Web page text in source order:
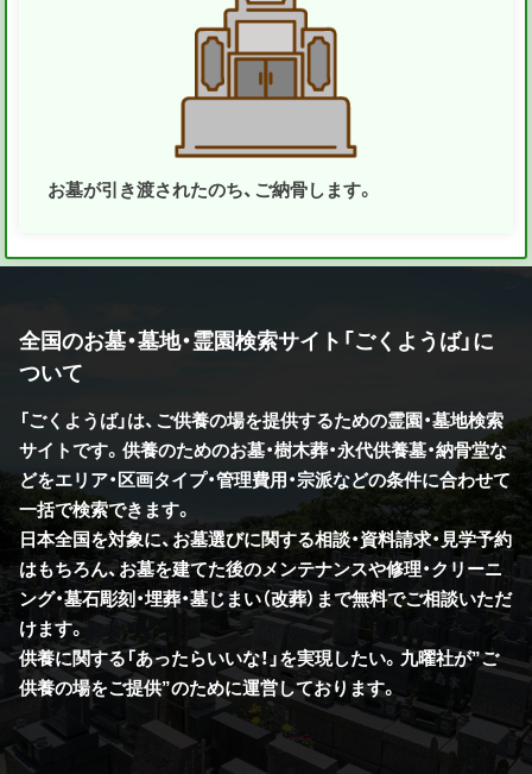
お墓が引き渡されたのち、ご納骨します。
全国のお墓・墓地・霊園検索サイト「ごくようば」に
ついて
「ごくようば」は、ご供養の場を提供するための霊園・墓地検索
サイトです。供養のためのお墓・樹木葬・永代供養墓・納骨堂な
どをエリア・区画タイプ・管理費用・宗派などの条件に合わせて
一括で検索できます。
日本全国を対象に、お墓選びに関する相談・資料請求・見学予約
はもちろん、お墓を建てた後のメンテナンスや修理・クリーニ
ング・墓石彫刻・埋葬・墓じまい（改葬）まで無料でご相談いただ
けます。
供養に関する「あったらいいな！」を実現したい。九曜社が”ご
供養の場をご提供”のために運営しております。